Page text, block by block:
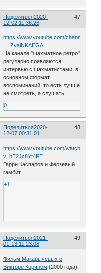
Поделиться 47
2020-
12-02 11:36:26
https://www.youtube.com/channel/
… ZvaiNKAEGA
На канале "шахматное ретро"
регулярно появляются
интервью с шахматистами, в
основном формат
воспоминаний, то есть лучше
не смотреть, а слушать.
0
Поделиться 48
2020-
12-07 00:31:01
https://www.youtube.com/watch?
v=bE2Jc6Yt4FE
Гарри Каспаров и Ферзевый
гамбит
+1
Поделиться 49
2021-
01-13 11:23:08
Фильм Макарычевых о
Викторе Корчном (2000 года)